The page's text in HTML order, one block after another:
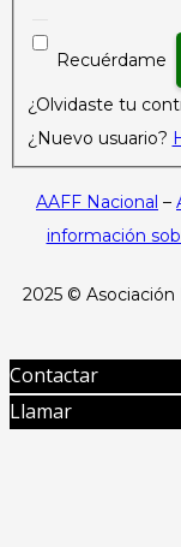
Recuérdame
¿Olvidaste tu
¿Nuevo usuario?
AAFF Nacional –
información
2025 © Asociación
Contactar
Llamar